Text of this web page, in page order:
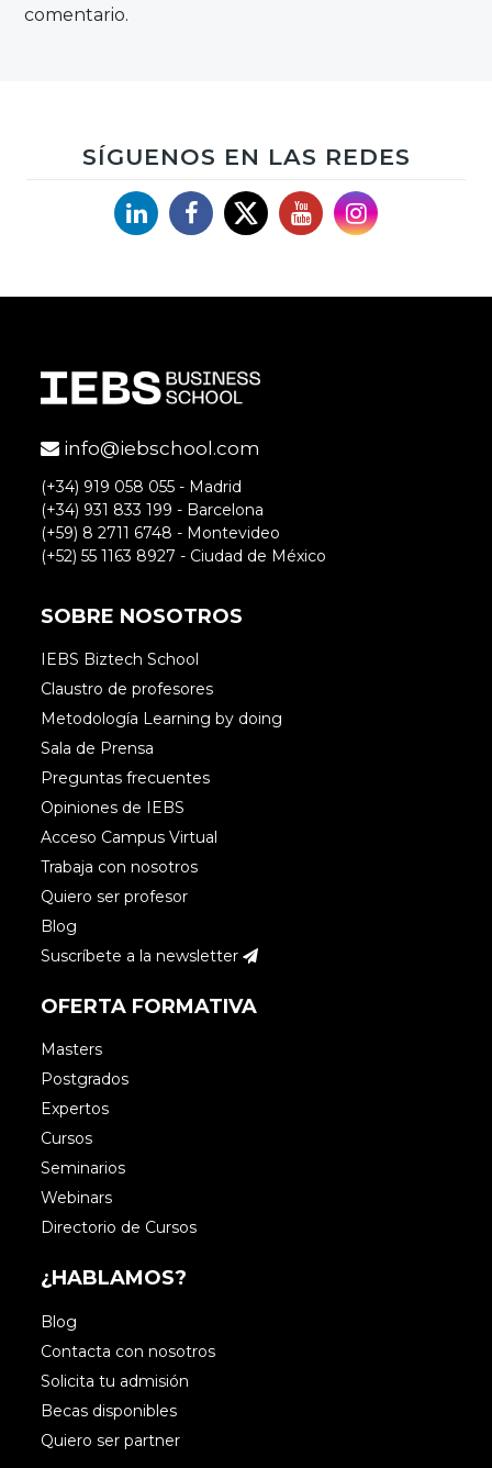
comentario.
SÍGUENOS EN LAS REDES
LinkedinFacebook
X YouTubeInstagram
info@iebschool.com
(+34) 919 058 055 - Madrid
(+34) 931 833 199 - Barcelona
(+59) 8 2711 6748 - Montevideo
(+52) 55 1163 8927 - Ciudad de México
SOBRE NOSOTROS
IEBS Biztech School
Claustro de profesores
Metodología Learning by doing
Sala de Prensa
Preguntas frecuentes
Opiniones de IEBS
Acceso Campus Virtual
Trabaja con nosotros
Quiero ser profesor
Blog
Suscríbete a la newsletter
OFERTA FORMATIVA
Masters
Postgrados
Expertos
Cursos
Seminarios
Webinars
Directorio de Cursos
¿HABLAMOS?
Blog
Contacta con nosotros
Solicita tu admisión
Becas disponibles
Quiero ser partner